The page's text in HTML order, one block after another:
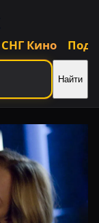
СНГ Кино
Найти